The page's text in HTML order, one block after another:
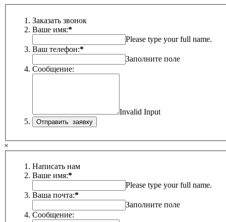
Заказать звонок
Ваше имя:*
Please type your full name.
Ваш телефон:*
Заполните поле
Сообщение:
Invalid Input
×
Написать нам
Ваше имя:*
Please type your full name.
Ваша почта:*
Заполните поле
Сообщение: